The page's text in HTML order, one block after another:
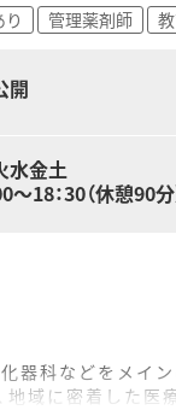
深く関われるこ
患や薬剤への知
営基盤のもと安
管理薬剤師
開
水金土
～18：30（休憩90分
科などをメイ
域に密着した医